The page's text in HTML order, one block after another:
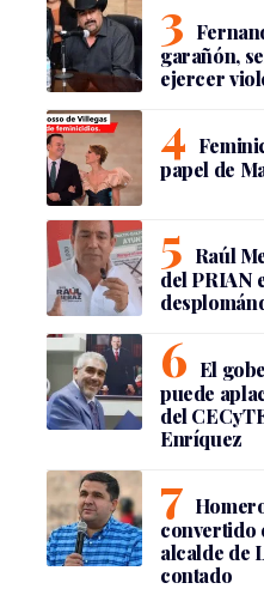
garañón,
ejercer
papel de
Raúl
del PRIAN
El
puede
del
Enríquez
convertido
alcalde de
contado